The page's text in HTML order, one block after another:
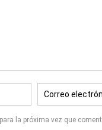
la próxima vez que